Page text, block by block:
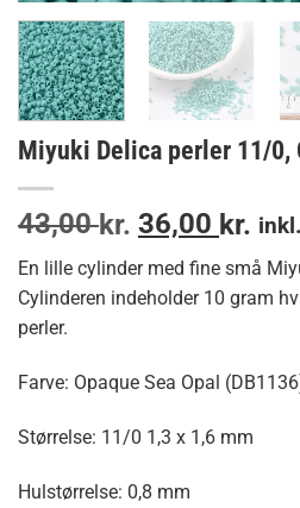
Miyuki Delica perler 11/0,
43,00kr. Den
oprindelige
pris
var:
36,00 kr. Den
pris
er:
En lille cylinder med fine små
Cylinderen indeholder 10 gram
perler.
Farve: Opaque Sea Opal
Størrelse: 11/0 1,3 x 1,6 mm
Hulstørrelse: 0,8 mm